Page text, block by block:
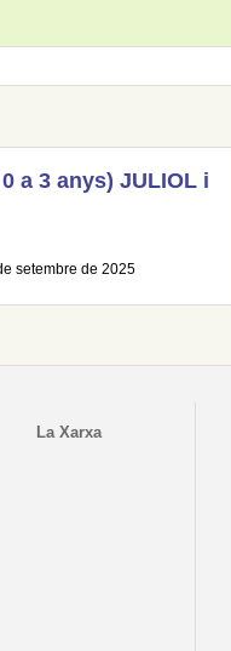
a 3 anys) JULIOL i
setembre de 2025
La Xarxa